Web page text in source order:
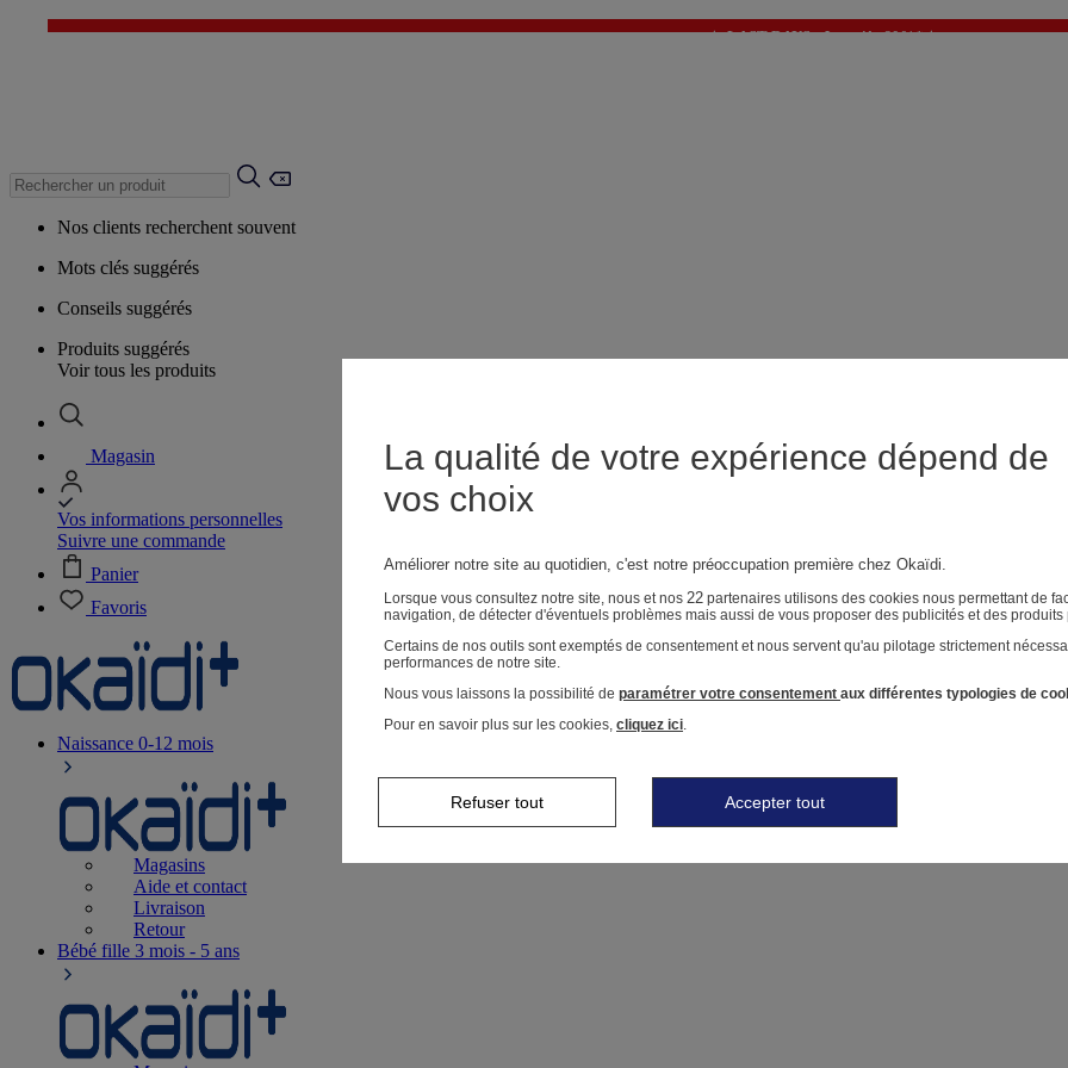
✨ LAST DAYS : Jusqu'à -60%* ✨
Nos clients recherchent souvent
Mots clés suggérés
Conseils suggérés
Produits suggérés
Voir tous les produits
Magasin
Vos informations personnelles
Suivre une commande
Panier
Favoris
Naissance 0-12 mois
Magasins
Aide et contact
Livraison
Retour
Bébé fille 3 mois - 5 ans
La qualité de votre expérience dépend de
vos choix
Améliorer notre site au quotidien, c'est notre préoccupation première chez Okaïdi.
Lorsque vous consultez notre site, nous et nos 22 partenaires utilisons des cookies nous permettant de
navigation, de détecter d'éventuels problèmes mais aussi de vous proposer des publicités et des
Certains de nos outils sont exemptés de consentement et nous servent qu'au pilotage strictement
performances de notre site.
Nous vous laissons la possibilité de paramétrer votre consentement aux différentes typologies de
Pour en savoir plus sur les cookies, cliquez ici.
Refuser tout Accepter tout